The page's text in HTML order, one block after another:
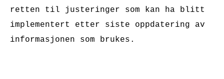
retten til justeringer som kan ha blitt
implementert etter siste oppdatering av
informasjonen som brukes.